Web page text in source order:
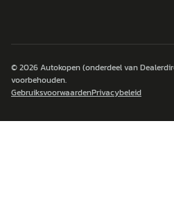
© 2026Autokopen(onderdeel van
voorbehouden.
GebruiksvoorwaardenPrivacybeleid